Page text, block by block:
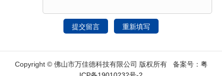
Copyright © 佛山市万佳德科技有限公司 版权所有 备案号： 粤